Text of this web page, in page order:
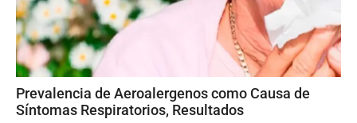
Prevalencia de Aeroalergenos como Causa de
Síntomas Respiratorios, Resultados